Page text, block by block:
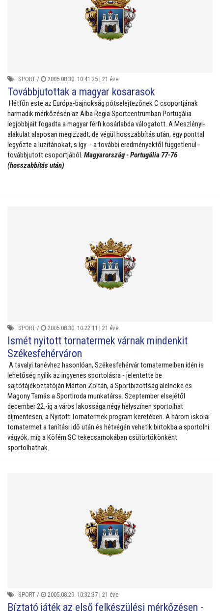
SPORT / 2005.08.30. 10:41:25 | 21 éve
Továbbjutottak a magyar kosarasok
Hétfőn este az Európa-bajnokság pótselejtezőnek C csoportjának
harmadik mérkőzésén az Alba Regia Sportcentrumban Portugália
legjobbjait fogadta a magyar férfi kosárlabda válogatott. A Meszlényi-
alakulat alaposan megizzadt, de végül hosszabbítás után, egy ponttal
legyőzte a luzitánokat, s így - a további eredményektől függetlenül -
továbbjutott csoportjából. Magyarország - Portugália 77-76
(hosszabbítás után)
SPORT / 2005.08.30. 10:22:11 | 21 éve
Ismét nyitott tornatermek várnak mindenkit
Székesfehérváron
A tavalyi tanévhez hasonlóan, Székesfehérvár tornatermeiben idén is
lehetőség nyílik az ingyenes sportolásra - jelentette be
sajtótájékoztatóján Márton Zoltán, a Sportbizottság alelnöke és
Magony Tamás a Sportiroda munkatársa. Szeptember elsejétől
december 22.-ig a város lakossága négy helyszínen sportolhat
díjmentesen, a Nyitott Tornatermek program keretében. A három iskolai
tornatermet a tanítási idő után és hétvégén vehetik birtokba a sportolni
vágyók, míg a Köfém SC tekecsarnokában csütörtökönként
sportolhatnak.
SPORT / 2005.08.29. 10:32:37 | 21 éve
Bíztató játék az első felkészülési mérkőzésen -